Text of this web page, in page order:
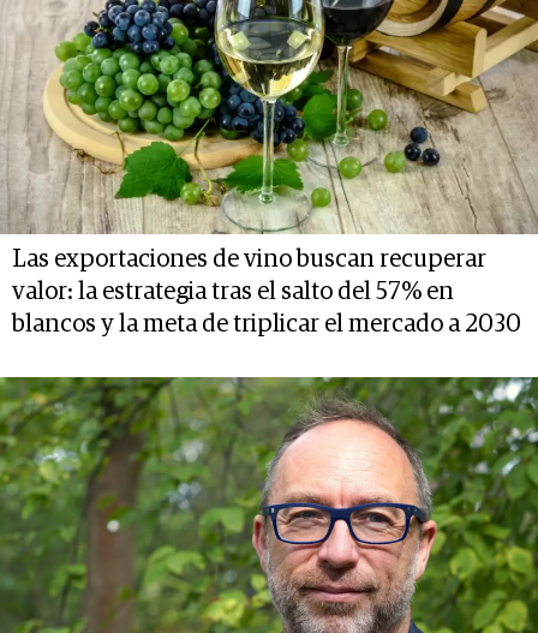
Las exportaciones de vino buscan recuperar
valor: la estrategia tras el salto del 57% en
blancos y la meta de triplicar el mercado a 2030